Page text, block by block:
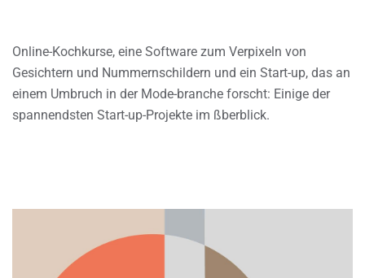
Online-Kochkurse, eine Software zum Verpixeln von
Gesichtern und Nummernschildern und ein Start-up, das an
einem Umbruch in der Mode-branche forscht: Einige der
spannendsten Start-up-Projekte im ßberblick.